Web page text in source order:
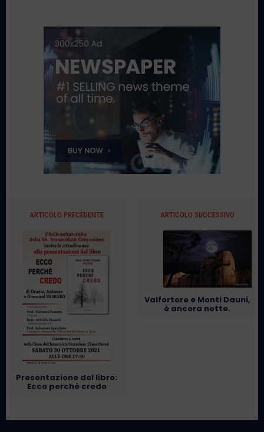
ARTICOLO PRECEDENTE
Presentazione del libro:
Ecco perché credo
ARTICOLO SUCCESSIVO
Valfortore e Monti Dauni,
è ancora notte.